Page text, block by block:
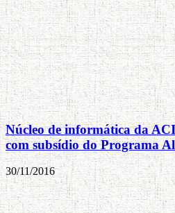
Núcleo de informática da
com subsídio do Programa
30/11/2016